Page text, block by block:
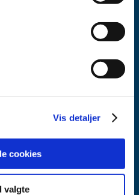
Vis detaljer
cookies
valgte
af